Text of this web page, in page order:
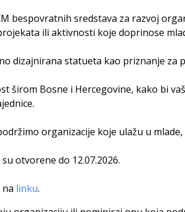
bespovratnih sredstava za razvoj
ili aktivnosti koje doprinose
dizajnirana statueta kao priznanje za
širom Bosne i Hercegovine, kako bi
organizacije koje ulažu u
su otvorene do 12.07.2026.
na linku.